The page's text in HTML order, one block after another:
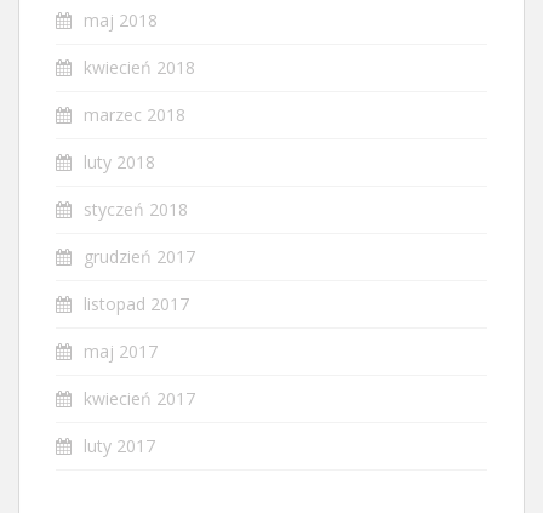
maj 2018
kwiecień 2018
marzec 2018
luty 2018
styczeń 2018
grudzień 2017
listopad 2017
maj 2017
kwiecień 2017
luty 2017